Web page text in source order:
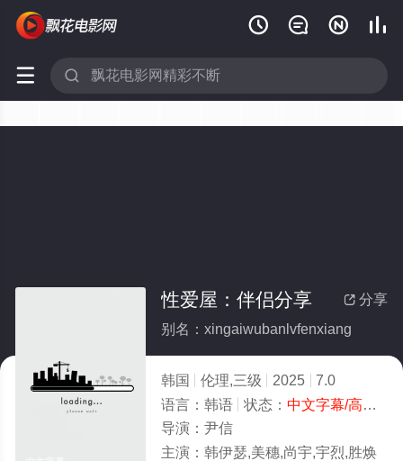
   
 
 分享
性爱屋：伴侣分享
别名：xingaiwubanlvfenxiang
韩国 伦理,三级 2025
7.0
语言： 韩语 状态： 中文字幕/高清
导演： 尹信
主演： 韩伊瑟,美穗,尚宇,宇烈,胜焕